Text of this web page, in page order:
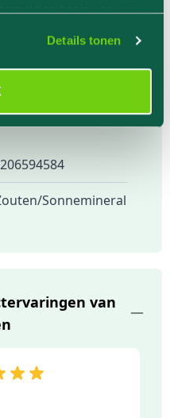
Details tonen
Sonnemineral
van